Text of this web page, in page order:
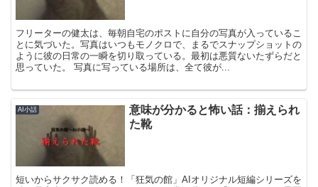
フリーターの健太は、毎朝自宅のポストに自分の写真が入っているこ
とに気づいた。写真はいつもモノクロで、まるでスナップショットの
ように彼の日常の一瞬を切り取っている。最初は悪質ないたずらだと
思っていた。 写真に写っている場所は、全て彼が...
AI小話
意味が分かると怖い話：揃えられ
た靴
短いからサクサク読める！「狂気の館」AIオリジナル短編シリーズを